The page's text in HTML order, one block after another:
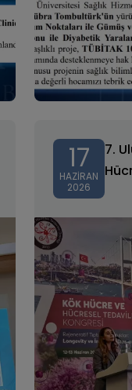
17
HAZIRAN
2026
7.